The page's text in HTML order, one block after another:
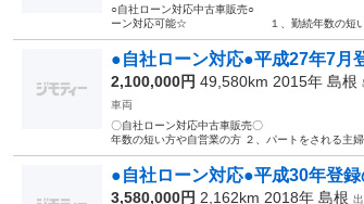
○自社ローン対応
ーン対応可能☆ １、勤続年数の短い方や自
●自社ローン対応●平成27年7月
2,100,000円 49,580km 2015年 島根
車両
〇自社ローン対応中古車販
年数の短い方や自営業の方 ２、パートをされる主
●自社ローン対応●平成30
3,580,000円 2,162km 2018年 島根